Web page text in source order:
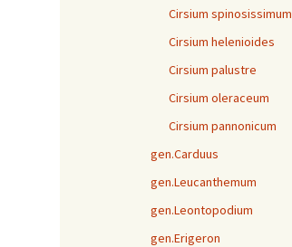
Cirsium spinosissimum
Cirsium helenioides
Cirsium palustre
Cirsium oleraceum
Cirsium pannonicum
gen.Carduus
gen.Leucanthemum
gen.Leontopodium
gen.Erigeron